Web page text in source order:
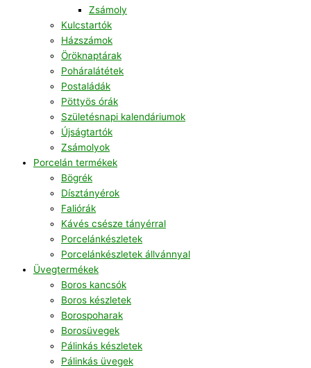
Zsámoly
Kulcstartók
Házszámok
Öröknaptárak
Poháralátétek
Postaládák
Pöttyös órák
Születésnapi kalendáriumok
Újságtartók
Zsámolyok
Porcelán termékek
Bögrék
Dísztányérok
Faliórák
Kávés csésze tányérral
Porcelánkészletek
Porcelánkészletek állvánnyal
Üvegtermékek
Boros kancsók
Boros készletek
Borospoharak
Borosüvegek
Pálinkás készletek
Pálinkás üvegek